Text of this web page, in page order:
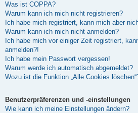
Was ist COPPA?
Warum kann ich mich nicht registrieren?
Ich habe mich registriert, kann mich aber
Warum kann ich mich nicht anmelden?
Ich habe mich vor einiger Zeit registriert,
anmelden?!
Ich habe mein Passwort vergessen!
Warum werde ich automatisch abgemeldet?
Wozu ist die Funktion „Alle Cookies
Benutzerpräferenzen und -einstellungen
Wie kann ich meine Einstellungen ändern?